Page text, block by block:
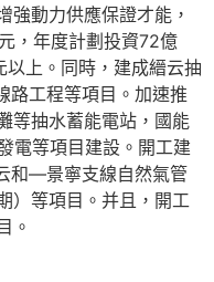
強動力供應保證才能，
，年度計劃投資72億
上。同時，建成縉云抽
工程等項目。加速推
等抽水蓄能電站，國能
電等項目建設。開工建
和—景寧支線自然氣管
）等項目。并且，開工
。